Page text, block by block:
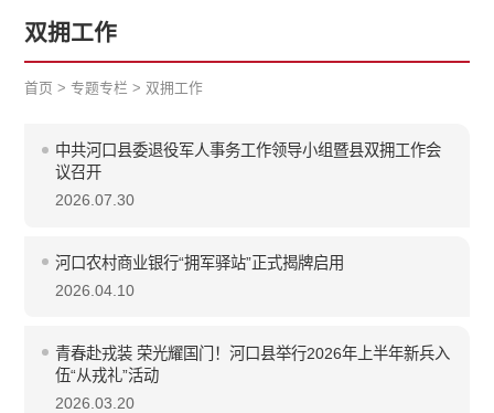
双拥工作
首页 >专题专栏 > 双拥工作
中共河口县委退役军人事务工作领导小组暨县双拥工作会
议召开
2026.07.30
河口农村商业银行“拥军驿站”正式揭牌启用
2026.04.10
青春赴戎装 荣光耀国门！河口县举行2026年上半年新兵入
伍“从戎礼”活动
2026.03.20